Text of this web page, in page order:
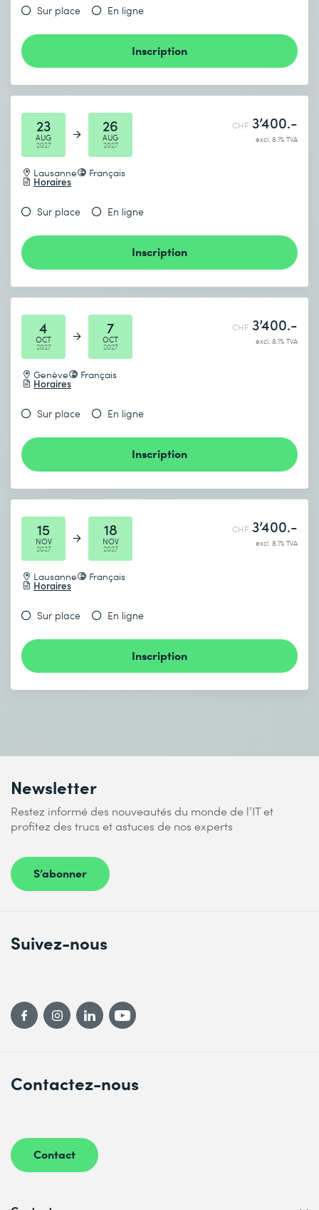
Sur place En ligne
Inscription
23
AUG
2027
26
AUG
2027
Lausanne Français
Horaires
CHF 3’400.-
excl. 8.1% TVA
Sur place En ligne
Inscription
4
OCT
2027
7
OCT
2027
Genève Français
Horaires
CHF 3’400.-
excl. 8.1% TVA
Sur place En ligne
Inscription
15
NOV
2027
18
NOV
2027
Lausanne Français
Horaires
CHF 3’400.-
excl. 8.1% TVA
Sur place En ligne
Inscription
Newsletter
Restez informé des nouveautés du monde de l’IT et
profitez des trucs et astuces de nos experts
S’abonner
Contactez-nous
Contact
Suivez-nous